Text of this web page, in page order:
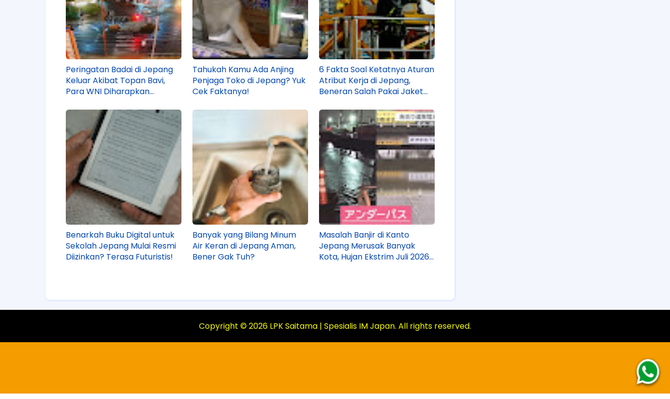
Peringatan Badai di Jepang
Keluar Akibat Topan Bavi,
Para WNI Diharapkan
Diri!
Tahukah Kamu Ada Anjing
Penjaga Toko di Jepang? Yuk
Cek Faktanya!
6 Fakta Soal Ketatnya Aturan
Atribut Kerja di Jepang,
Beneran Salah Pakai Jaket
Benarkah Buku Digital untuk
Sekolah Jepang Mulai Resmi
Diizinkan? Terasa Futuristis!
Banyak yang Bilang Minum
Air Keran di Jepang Aman,
Bener Gak Tuh?
Masalah Banjir di Kanto
Jepang Merusak Banyak
Kota, Hujan Ekstrim Juli 2026
Copyright ©2026 LPK Saitama | Spesialis IM Japan. All rights reserved.